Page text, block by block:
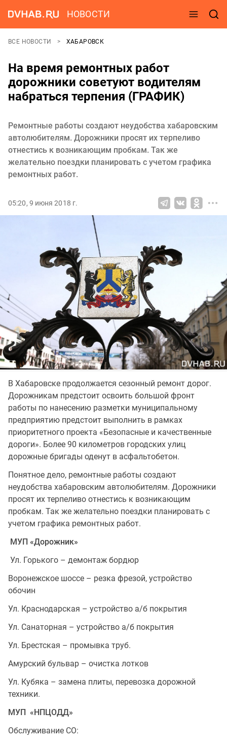
НОВОСТИ
ВСЕ НОВОСТИ ХАБАРОВСК
На время ремонтных работ
дорожники советуют водителям
набраться терпения (ГРАФИК)
Ремонтные работы создают неудобства хабаровским
автолюбителям. Дорожники просят их терпеливо
отнестись к возникающим пробкам. Так же
желательно поездки планировать с учетом графика
ремонтных работ.
05:20, 9 июня 2018 г.
В Хабаровске продолжается сезонный ремонт дорог.
Дорожникам предстоит освоить большой фронт
работы по нанесению разметки муниципальному
предприятию предстоит выполнить в рамках
приоритетного проекта «Безопасные и качественные
дороги». Более 90 километров городских улиц
дорожные бригады оденут в асфальтобетон.
Понятное дело, ремонтные работы создают
неудобства хабаровским автолюбителям. Дорожники
просят их терпеливо отнестись к возникающим
пробкам. Так же желательно поездки планировать с
учетом графика ремонтных работ.
МУП «Дорожник»
Ул. Горького – демонтаж бордюр
Воронежское шоссе – резка фрезой, устройство
обочин
Ул. Краснодарская – устройство а/б покрытия
Ул. Санаторная – устройство а/б покрытия
Ул. Брестская – промывка труб.
Амурский бульвар – очистка лотков
Ул. Кубяка – замена плиты, перевозка дорожной
техники.
МУП «НПЦОДД»
Обслуживание СО: